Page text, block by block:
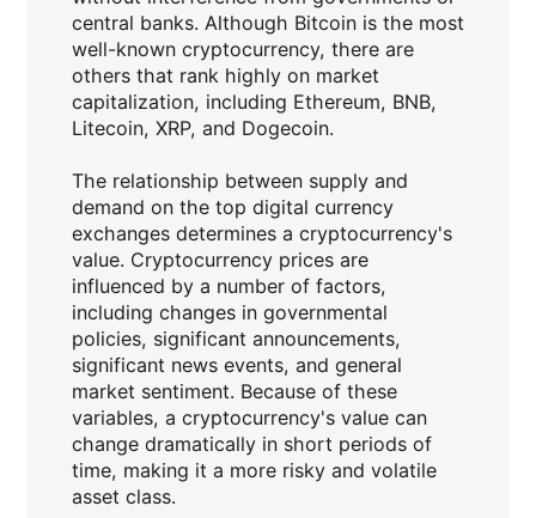
central banks. Although Bitcoin is the most
well-known cryptocurrency, there are
others that rank highly on market
capitalization, including Ethereum, BNB,
Litecoin, XRP, and Dogecoin.
The relationship between supply and
demand on the top digital currency
exchanges determines a cryptocurrency's
value. Cryptocurrency prices are
influenced by a number of factors,
including changes in governmental
policies, significant announcements,
significant news events, and general
market sentiment. Because of these
variables, a cryptocurrency's value can
change dramatically in short periods of
time, making it a more risky and volatile
asset class.